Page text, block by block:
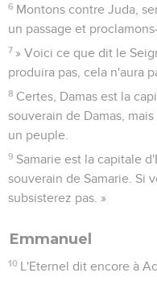
6 Montons contre Juda,
un passage et
7 » Voici ce que dit le
produira pas, cela n'aura
8 Certes, Damas est la
souverain de Damas,
un peuple.
9 Samarie est la capitale
souverain de Samarie. Si
subsisterez pas. »
Emmanuel
10 L'Eternel dit encore à